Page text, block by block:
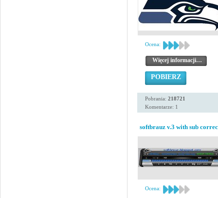
Ocena:
Więcej informacji…
POBIERZ
Pobrania: 218721
Komentarze: 1
softbrauz v.3 with sub
Ocena: